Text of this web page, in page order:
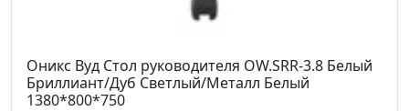
Оникс Вуд Стол руководителя OW.SRR-3.8 Белый
Бриллиант/Дуб Светлый/Металл Белый
1380*800*750